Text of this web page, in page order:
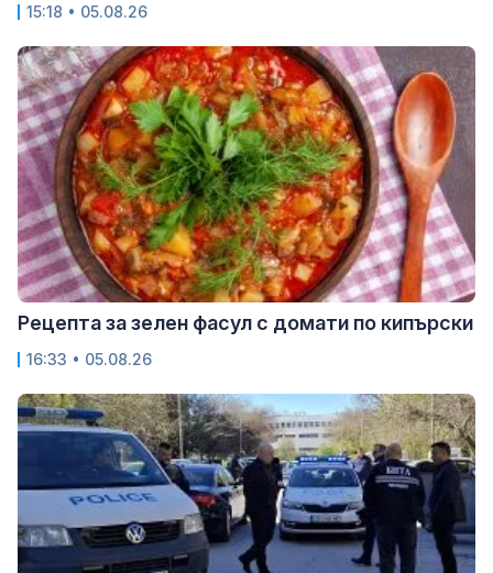
15:18 • 05.08.26
Рецепта за зелен фасул с домати по кипърски
16:33 • 05.08.26